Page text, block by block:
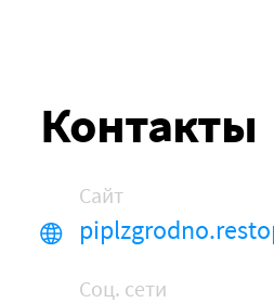
Контакты
Сайт
Соц. сети